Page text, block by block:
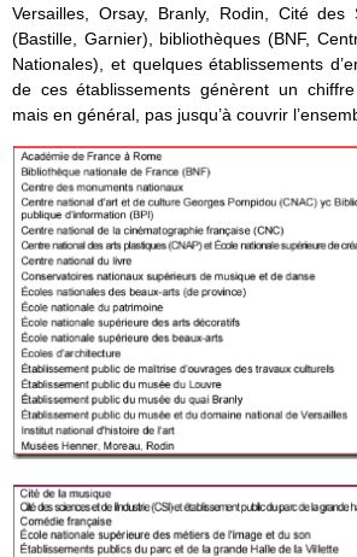
Versailles, Orsay, Branly, Rodin, Cité des
(Bastille, Garnier), bibliothèques (BNF,
Nationales), et quelques établissements
de ces établissements génèrent un chiffre
mais en général, pas jusqu’à couvrir